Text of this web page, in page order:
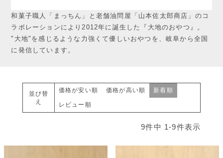
和菓子職人「まっちん」と老舗油問屋「山本佐太郎商店」のコ
ラボレーションにより2012年に誕生した『大地のおやつ』。
"大地"を感じるような力強くて優しいおやつを、岐阜から全国
に発信しています。
並び替
え
価格が安い順 価格が高い順 新着順
レビュー順
9件中 1-9件表示